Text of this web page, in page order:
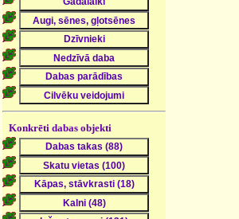
Konkrēti dabas objekti